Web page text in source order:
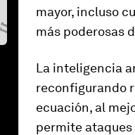
mayor, incluso
más poderosas
La inteligencia
reconfigurando
ecuación, al
permite ataques